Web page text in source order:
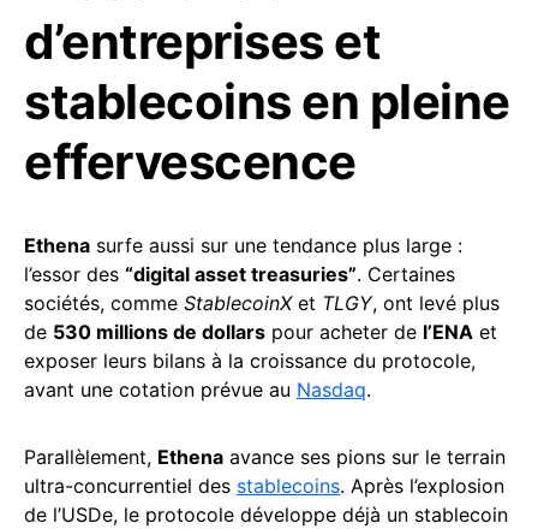
d’entreprises et
stablecoins en pleine
effervescence
Ethena surfe aussi sur une tendance plus large :
l’essor des “digital asset treasuries”. Certaines
sociétés, comme StablecoinXet TLGY, ont levé plus
de 530 millions de dollars pour acheter de l’ENA et
exposer leurs bilans à la croissance du protocole,
avant une cotation prévue au Nasdaq.
Parallèlement, Ethena avance ses pions sur le terrain
ultra-concurrentiel des stablecoins. Après l’explosion
de l’USDe, le protocole développe déjà un stablecoin